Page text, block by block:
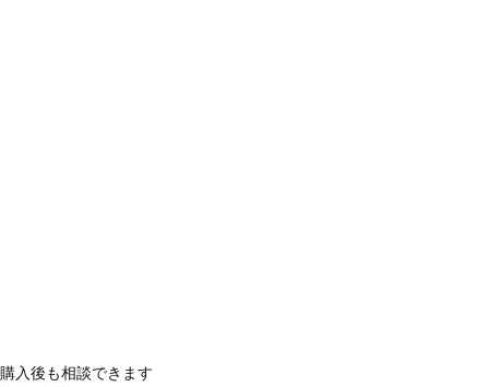
購入後も相談できます